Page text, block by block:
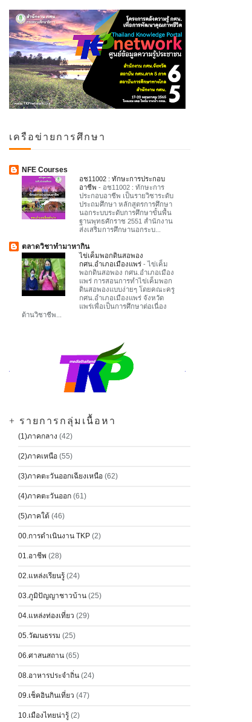
เครือข่ายการศึกษา
NFE Courses
อช11002 : ทักษะการประกอบ
อาชีพ - อช11002 : ทักษะการ
ประกอบอาชีพ เป็นรายวิชาระดับ
ประถมศึกษา หลักสูตรการศึกษา
นอกระบบระดับการศึกษาขั้นพื้น
ฐานพุทธศักราช 2551 สำนักงาน
ส่งเสริมการศึกษานอกระบ...
ตลาดวิชาทำมาหากิน
ไข่เค็มพอกดินสอพอง
กศน.อำเภอเมืองแพร่ -ไข่เค็ม
พอกดินสอพอง กศน.อำเภอเมือง
แพร่ การสอนการทำไข่เค็มพอก
ดินสอพองแบบง่ายๆ โดยคณะครู
กศน.อำเภอเมืองแพร่ จังหวัด
แพร่เพื่อเป็นการศึกษาต่อเนื่อง
ด้านวิชาชีพ...
+ รายการกลุ่มเนื้อหา
(1)ภาคกลาง (42)
(2)ภาคเหนือ (55)
(3)ภาคตะวันออกเฉียงเหนือ (62)
(4)ภาคตะวันออก (61)
(5)ภาคใต้ (46)
00.การดำเนินงาน TKP (2)
01.อาชีพ (28)
02.แหล่งเรียนรู้ (24)
03.ภูมิปัญญาชาวบ้าน (25)
04.แหล่งท่องเที่ยว (29)
05.วัฒนธรรม (25)
06.ศาสนสถาน (65)
08.อาหารประจำถิ่น (24)
09.เช็คอินกินเที่ยว (47)
10.เมืองไทยน่ารู้ (2)